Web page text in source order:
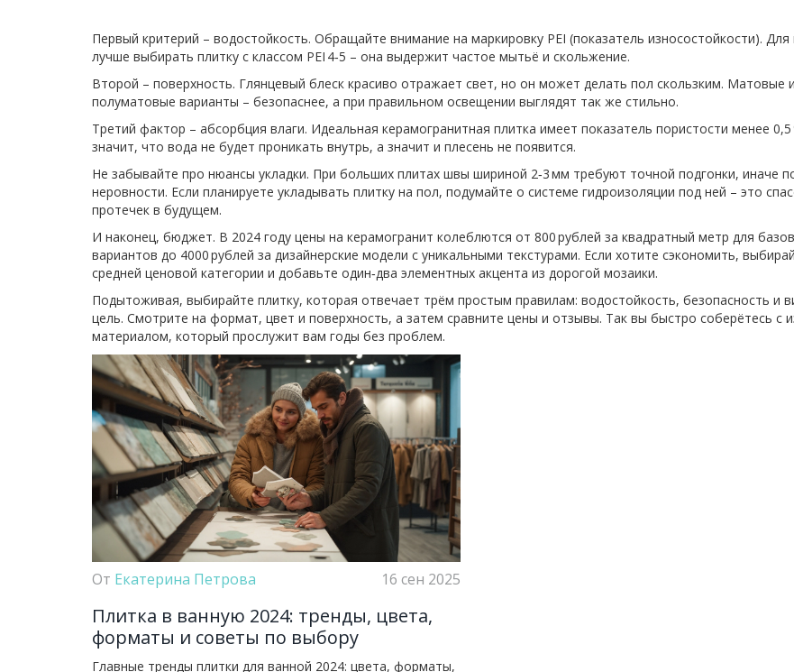
Первый критерий – водостойкость. Обращайте внимание на маркировку PEI (показатель износостойкости). Для
лучше выбирать плитку с классом PEI 4‑5 – она выдержит частое мытьё и скольжение.
Второй – поверхность. Глянцевый блеск красиво отражает свет, но он может делать пол скользким. Матовые и
полуматовые варианты – безопаснее, а при правильном освещении выглядят так же стильно.
Третий фактор – абсорбция влаги. Идеальная керамогранитная плитка имеет показатель пористости менее 0,5
значит, что вода не будет проникать внутрь, а значит и плесень не появится.
Не забывайте про нюансы укладки. При больших плитах швы шириной 2‑3 мм требуют точной подгонки, иначе
неровности. Если планируете укладывать плитку на пол, подумайте о системе гидроизоляции под ней – это
протечек в будущем.
И наконец, бюджет. В 2024 году цены на керамогранит колеблются от 800 рублей за квадратный метр для
вариантов до 4000 рублей за дизайнерские модели с уникальными текстурами. Если хотите сэкономить,
средней ценовой категории и добавьте один‑два элементных акцента из дорогой мозаики.
Подытоживая, выбирайте плитку, которая отвечает трём простым правилам: водостойкость, безопасность и
цель. Смотрите на формат, цвет и поверхность, а затем сравните цены и отзывы. Так вы быстро соберётесь с
материалом, который прослужит вам годы без проблем.
От Екатерина Петрова 16 сен 2025
Плитка в ванную 2024: тренды, цвета,
форматы и советы по выбору
Главные тренды плитки для ванной 2024: цвета, форматы,